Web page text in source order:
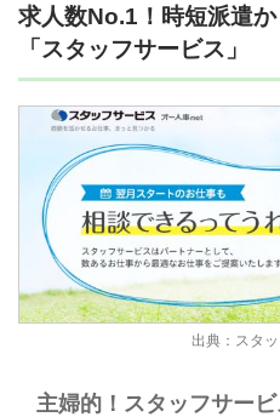
求人数No.1！時短派遣
「スタッフサービス」
出典：スタ
主婦的！スタッフサー